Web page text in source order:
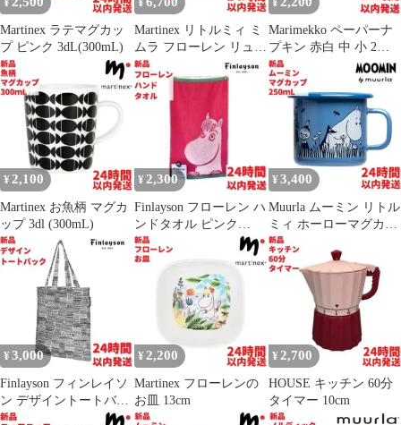
¥
Martinex ラテマグカッ
プ ピンク 3dL(300mL)
¥
Martinex リトルミィ ミ
ムラ フローレン リュッ
クサック 30cm
¥
Marimekko ペーパーナ
プキン 赤白 中 小 2個
セット
¥ 2,100
Martinex お魚柄 マグカ
ップ 3dl (300mL)
¥ 2,300
Finlayson フローレン ハ
ンドタオル ピンク
30×50cm
¥ 3,400
Muurla ムーミン リトル
ミィ ホーローマグカッ
プ 2.5dL(250mL)
¥ 3,000
Finlayson フィンレイソ
ン デザイントートバッ
ク 40×36cm
¥ 2,200
Martinex フローレンの
お皿 13cm
¥ 2,700
HOUSE キッチン 60分
タイマー 10cm